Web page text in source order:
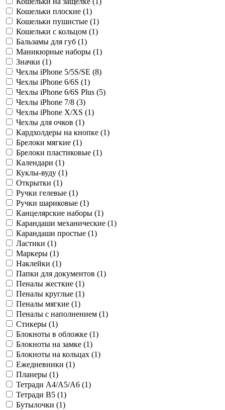
Кошельки плоские (1)
Кошельки пушистые (1)
Кошельки с кольцом (1)
Бальзамы для губ (1)
Маникюрные наборы (1)
Значки (1)
Чехлы iPhone 5/5S/SE (8)
Чехлы iPhone 6/6S (1)
Чехлы iPhone 6/6S Plus (5)
Чехлы iPhone 7/8 (3)
Чехлы iPhone X/XS (1)
Чехлы для очков (1)
Кардхолдеры на кнопке (1)
Брелоки мягкие (1)
Брелоки пластиковые (1)
Календари (1)
Куклы-вуду (1)
Открытки (1)
Ручки гелевые (1)
Ручки шариковые (1)
Канцелярские наборы (1)
Карандаши механические (1)
Карандаши простые (1)
Ластики (1)
Маркеры (1)
Наклейки (1)
Папки для документов (1)
Пеналы жесткие (1)
Пеналы круглые (1)
Пеналы мягкие (1)
Пеналы с наполнением (1)
Стикеры (1)
Блокноты в обложке (1)
Блокноты на замке (1)
Блокноты на кольцах (1)
Ежедневники (1)
Планеры (1)
Тетради A4/A5/A6 (1)
Тетради B5 (1)
Бутылочки (1)